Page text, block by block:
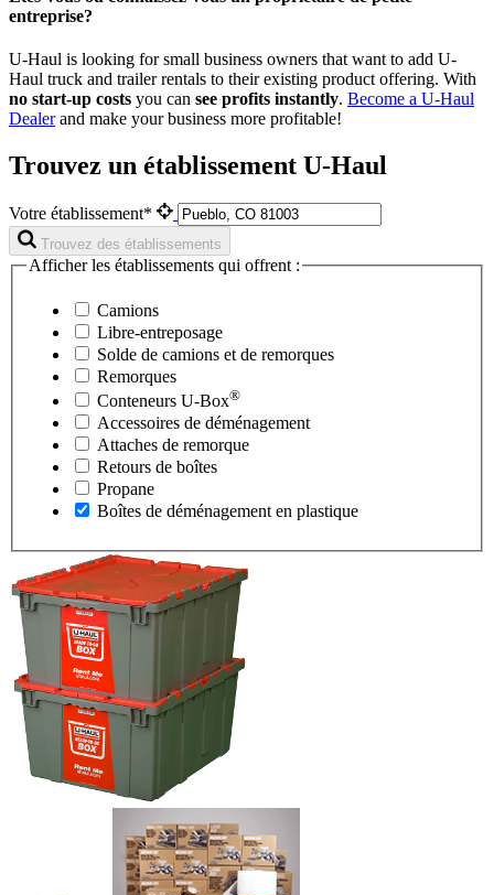
entreprise?
U-Haul is looking for small business owners that want to add U-
Haul truck and trailer rentals to their existing product offering. With
no start-up costs you can see profits instantly. Become a U-Haul
Dealerand make your business more profitable!
Trouvez un établissement U-Haul
Votre établissement*
Trouvez des établissements
Afficher les établissements qui offrent :
Camions
Libre-entreposage
Solde de camions et de remorques
Remorques
Conteneurs U-Box®
Accessoires de déménagement
Attaches de remorque
Retours de boîtes
Propane
Boîtes de déménagement en plastique